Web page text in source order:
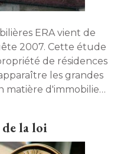
ERA vient de
2007. Cette étude
de résidences
les grandes
matière d'immobilier.
de la loi